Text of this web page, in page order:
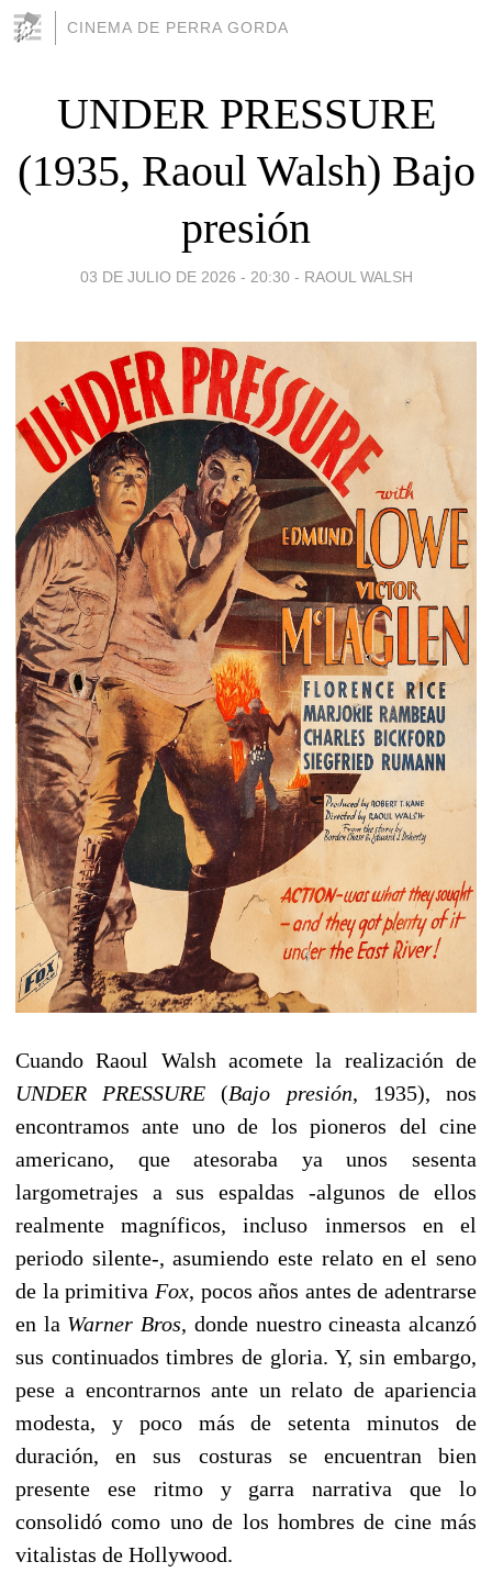
CINEMA DE PERRA GORDA
UNDER PRESSURE
(1935, Raoul Walsh) Bajo
presión
03 DE JULIO DE 2026 - 20:30 - RAOUL WALSH
Cuando Raoul Walsh acomete la realización de
UNDER PRESSURE (Bajo presión, 1935), nos
encontramos ante uno de los pioneros del cine
americano, que atesoraba ya unos sesenta
largometrajes a sus espaldas -algunos de ellos
realmente magníficos, incluso inmersos en el
periodo silente-, asumiendo este relato en el seno
de la primitiva Fox, pocos años antes de adentrarse
en la Warner Bros, donde nuestro cineasta alcanzó
sus continuados timbres de gloria. Y, sin embargo,
pese a encontrarnos ante un relato de apariencia
modesta, y poco más de setenta minutos de
duración, en sus costuras se encuentran bien
presente ese ritmo y garra narrativa que lo
consolidó como uno de los hombres de cine más
vitalistas de Hollywood.